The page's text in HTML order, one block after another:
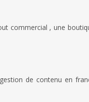
commercial , une
de contenu en